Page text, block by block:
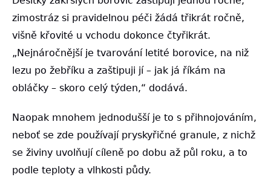
zimostráz si pravidelnou péči žádá třikrát ročně,
višně křovité u vchodu dokonce čtyřikrát.
„Nejnáročnější je tvarování letité borovice, na niž
lezu po žebříku a zaštipuji jí – jak já říkám na
obláčky – skoro celý týden,“ dodává.
Naopak mnohem jednodušší je to s přihnojováním,
neboť se zde používají pryskyřičné granule, z nichž
se živiny uvolňují cíleně po dobu až půl roku, a to
podle teploty a vlhkosti půdy.